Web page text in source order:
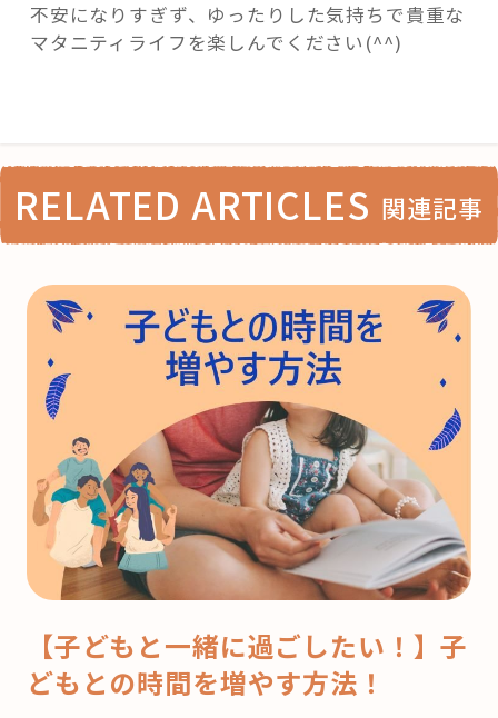
不安になりすぎず、ゆったりした気持ちで貴重な
マタニティライフを楽しんでください(^^)
RELATED ARTICLES 関連記事
【子どもと一緒に過ごしたい！】子
どもとの時間を増やす方法！